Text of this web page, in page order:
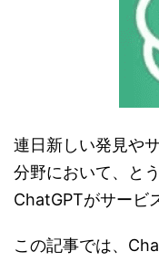
連日新しい発見や
分野において、と
ChatGPTがサービ
この記事では、